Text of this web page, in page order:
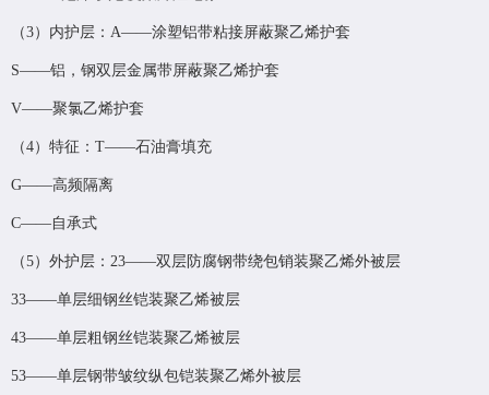
（3）内护层：A——涂塑铝带粘接屏蔽聚乙烯护套
S——铝，钢双层金属带屏蔽聚乙烯护套
V——聚氯乙烯护套
（4）特征：T——石油膏填充
G——高频隔离
C——自承式
（5）外护层：23——双层防腐钢带绕包销装聚乙烯外被层
33——单层细钢丝铠装聚乙烯被层
43——单层粗钢丝铠装聚乙烯被层
53——单层钢带皱纹纵包铠装聚乙烯外被层